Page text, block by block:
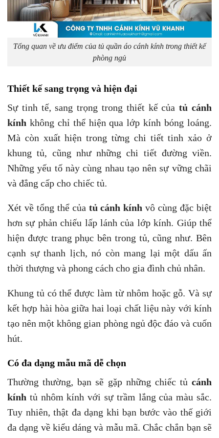
Tổng quan về ưu điểm của tủ quần áo cánh kính trong thiết kế
phòng ngủ
Thiết kế sang trọng và hiện đại
Sự tinh tế, sang trọng trong thiết kế củatủ cánh
kính không chỉ thể hiện qua lớp kính bóng loáng.
Mà còn xuất hiện trong từng chi tiết tinh xảo ở
khung tủ, cũng như những chi tiết đường viền.
Những yếu tố này cùng nhau tạo nên sự vững chãi
và đẳng cấp cho chiếc tủ.
Xét về tổng thể của tủ cánh kính vô cùng đặc biệt
hơn sự phản chiếu lấp lánh của lớp kính. Giúp thể
hiện được trang phục bên trong tủ, cũng như. Bên
cạnh sự thanh lịch, nó còn mang lại một dấu ấn
thời thượng và phong cách cho gia đình chủ nhân.
Khung tủ có thể được làm từ nhôm hoặc gỗ. Và sự
kết hợp hài hòa giữa hai loại chất liệu này với kính
tạo nên một không gian phòng ngủ độc đáo và cuốn
hút.
Có đa dạng mẫu mã dễ chọn
Thường thường, bạn sẽ gặp những chiếc tủ cánh
kính tủ nhôm kính với sự trầm lắng của màu sắc.
Tuy nhiên, thật đa dạng khi bạn bước vào thế giới
đa dạng về kiểu dáng và mẫu mã. Chắc chắn bạn sẽ